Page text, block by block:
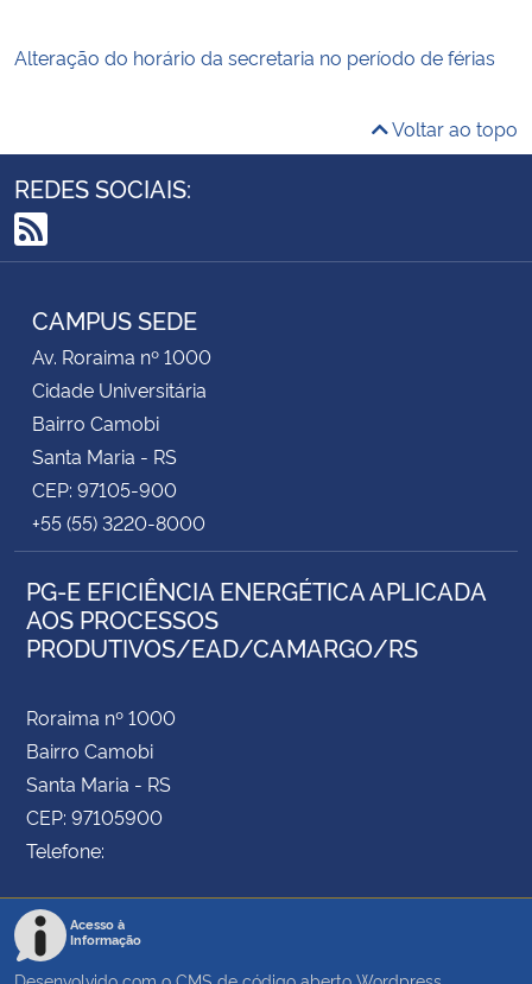
Alteração do horário da secretaria no período de férias
Voltar ao topo
REDES SOCIAIS:
RSS
CAMPUS SEDE
Av. Roraima nº 1000
Cidade Universitária
Bairro Camobi
Santa Maria - RS
CEP: 97105-900
+55 (55) 3220-8000
PG-E EFICIÊNCIA ENERGÉTICA APLICADA
AOS PROCESSOS
PRODUTIVOS/EAD/CAMARGO/RS
Roraima nº 1000
Bairro Camobi
Santa Maria - RS
CEP: 97105900
Telefone:
Acesso à
Informação